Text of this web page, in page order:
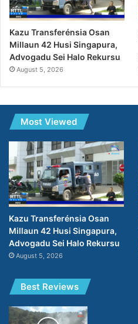
Kazu Transferénsia Osan
Millaun 42 Husi Singapura,
Advogadu Sei Halo Rekursu
August 5, 2026
Most Viewed
Kazu Transferénsia Osan
Millaun 42 Husi Singapura,
Advogadu Sei Halo Rekursu
August 5, 2026
Best Reviews